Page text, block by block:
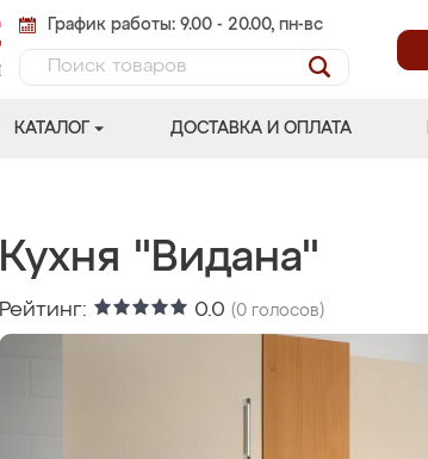
График работы: 9.00 - 20.00, пн-вс
КАТАЛОГ ДОСТАВКА И ОПЛАТА
Кухня "Видана"
Рейтинг: 0.0 (0 голосов)